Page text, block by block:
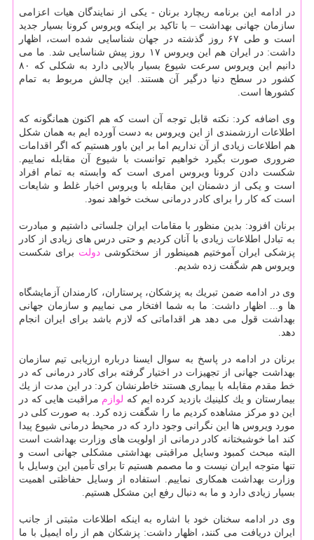
در ادامه این برنامه ریچارد برنان - یكی از نمایندگان هیات اعزامی
سازمان جهانی بهداشت – با تاكید بر اینكه ویروس كرونا بسیار جدید
است و طی ۶۷ روز گذشته در جهان شناسایی شده است، اظهار
داشت: در ایران هم این ویروس ۱۷ روز پیش شناسایی شد. ما می
دانیم این ویروس سرعت شیوع بسیار بالایی دارد به شكلی كه ۸۰
كشور در سطح دنیا درگیر آن هستند. این چالش مربوط به تمام
كشورها است.
وی اضافه كرد: نكته قابل توجه آن است كه هم اكنون همانگونه كه
اطلاعات ارزشمندی از این ویروس به دست آورده ایم به همان شكل
هم اطلاعات زیادی از آن نداریم اما بر این باور هستیم كه اگر اقدامات
ضروری صورت بگیرد خواهیم توانست با شیوع آن مقابله نماییم.
شكست دادن كرونا ویروس امری است كه وابسته به تمام افراد
است و یكی از دشمنان این مقابله با ویروس اخبار غلط و شایعات
است كه كار را برای كادر درمانی سخت خواهد نمود.
برنان افزود: بدین منظور با مقامات ایران جلساتی داشتیم و مبادرت
به تبادل اطلاعات زیادی با آنان كردیم و حتی درس های زیادی از كادر
پزشكی ایران آموختیم همینطور از سختكوشی دولت برای شكست
ویروس هم شگفت زده شدیم.
وی در ادامه ضمن تبریك به پزشكان، پرستاران، كارمندان آزمایشگاه
ها و... اظهار داشت: ما به شما افتخار می نماییم و سازمان جهانی
بهداشت قول می دهد هر اقداماتی كه لازم باشد برای ایران انجام
دهد.
برنان در ادامه در پاسخ به سوال ایسنا درباره ارزیابی تیم سازمان
بهداشت جهانی از تجهیزات در اختیار گرفته برای كادر درمانی كه در
خط مقدم مقابله با بیماری هستند خاطرنشان كرد: در این مدت از یك
بیمارستان و یك كلینیك بازدید كرده ایم كه لوازم مراقبت هایی كه در
این دو مركز مشاهده كردیم ما را شگفت زده كرد. به صورت كلی در
مورد ویروس ها این نگرانی وجود دارد كه در محیط درمانی شیوع پیدا
كند اما خوشبختانه كادر درمانی از اولویت های وزارت بهداشت است
البته مبحث كمبود وسایل مراقبتی بهداشتی مشكلی جهانی است و
تنها متوجه ایران نیست و ما مصمم هستیم تا برای تأمین این وسایل با
وزارت بهداشت همكاری نماییم. استفاده از وسایل حفاظتی اهمیت
بسیار زیادی دارد و ما به دنبال رفع این مشكل هستیم.
وی در ادامه سخنان خود با اشاره به اینكه اطلاعات مثبتی از جانب
ایران دریافت می كنند، اظهار داشت: پزشكان هم از راه ایمیل با ما